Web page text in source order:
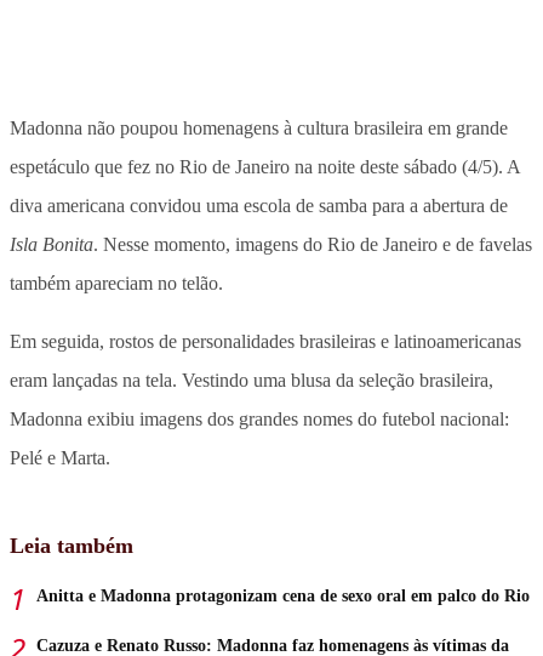
Madonna não poupou homenagens à cultura brasileira em grande
espetáculo que fez no Rio de Janeiro na noite deste sábado (4/5). A
diva americana convidou uma escola de samba para a abertura de
Isla Bonita. Nesse momento, imagens do Rio de Janeiro e de favelas
também apareciam no telão.
Em seguida, rostos de personalidades brasileiras e latinoamericanas
eram lançadas na tela. Vestindo uma blusa da seleção brasileira,
Madonna exibiu imagens dos grandes nomes do futebol nacional:
Pelé e Marta.
Leia também
Anitta e Madonna protagonizam cena de sexo oral em palco do Rio
Cazuza e Renato Russo: Madonna faz homenagens às vítimas da